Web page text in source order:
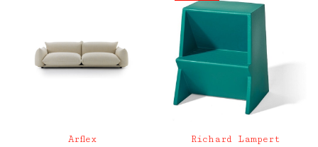
Arflex Richard Lampert